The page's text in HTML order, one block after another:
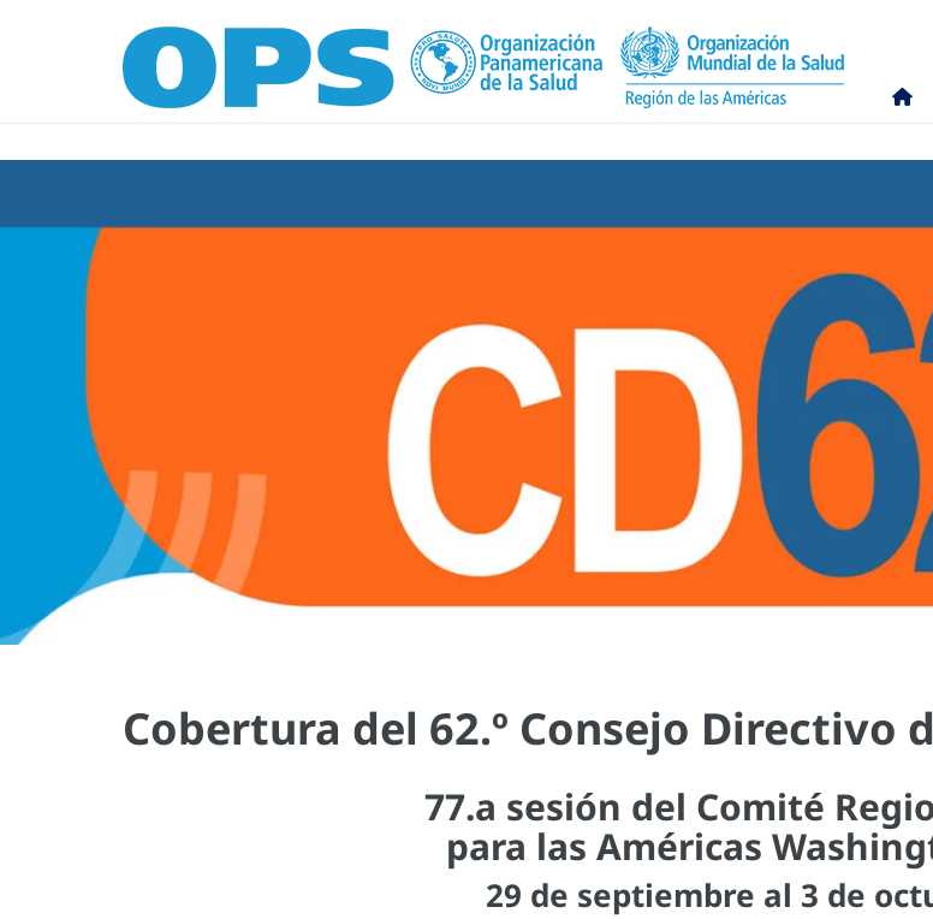
Cobertura del 62.º Consejo Directivo
77.a sesión del Comité
para las Américas
29 de septiembre al 3 de